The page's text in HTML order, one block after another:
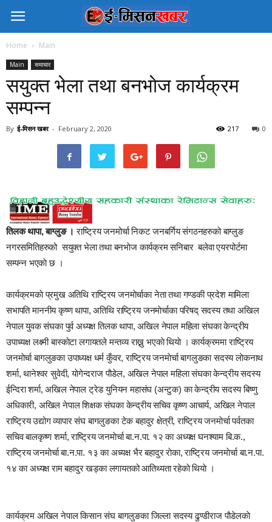
Home Main
Main समाचार
सयुक्त भेला तथा बनभाेज कार्यक्रम
सम्पन्न
By ई-मिसन खबर - February 2, 2020 0
217
तिलक थापा, बाग्लुङ । राष्ट्रिय जनमोर्चा निकट जनबर्गिय संगठनहरुको बाग्लुङ
नगरसमितिहरुको सयुक्त भेला तथा बनभाेज कार्यक्रम सनिबार बलेवा एयरपोर्टमा
सम्पन्न भएकाे छ ।
कार्यक्रमकाे प्रमुख अतिथि राष्ट्रिय जनमाेर्चाका नेता तथा गण्डकी प्रदेश मामिला
सभापति माननीय कृष्ण थापा, अतिथि राष्ट्रिय जनमाेर्चाका परिषद् सदस्य तथा अखिल
नेपाल युवक संघका पुर्व अध्यक्ष तिलक थापा, अखिल नेपाल महिला संघका केन्द्रीय
उपाध्यक्ष लक्ष्मी बास्काेटा लगायतले मन्तव्य राख्नु भएकाे थियाे । कार्यक्रममा राष्ट्रिय
जनमाेर्चा बागलुङका उपाध्यक्ष धर्म कुँवर, राष्ट्रिय जनमाेर्चा बागलुङका सदस्य लाेकनाथ
शर्मा, थानेश्वर सुवेदी, याेगेन्दराज पाैडेल, अखिल नेपाल महिला संघका केन्द्रीय सदस्य
ईन्दिरा शर्मा, अखिल नेपाल ट्रेड युनियन महासंघ (अन्टुक) का केन्द्रीय सदस्य बिष्णु
अधिकारी, अखिल नेपाल शिक्षक संघका केन्द्रीय सचिव कृष्ण आचार्य, अखिल नेपाल
राष्ट्रिय उद्योग व्यापार संघ बागलुङका टेक बहादुर क्षेत्री, राष्ट्रिय जनमाेर्चा पर्वतका
सचिव बालकृष्ण शर्मा, राष्ट्रिय जनमाेर्चा बा.न.पा. १२ का अध्यक्ष घनश्याम बि.क.,
राष्ट्रिय जनमाेर्चा बा.न.पा. १३ का अध्यक्ष भैर बहादुर राेका, राष्ट्रिय जनमाेर्चा बा.न.पा.
१४ का अध्यक्ष राम बहादुर खड्का लगायतको आतिथ्यता रहेकाे थियाे ।
कार्यक्रम अखिल नेपाल किसान संघ बागलुङका जिल्ला सदस्य ढुण्डीराज पाैडेलकाे